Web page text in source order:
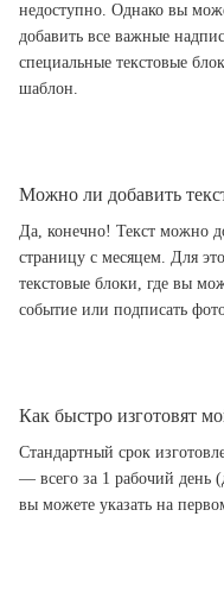
недоступно. Однако вы
добавить все важные
специальные текстовые
шаблон.
Можно ли добавить
Да, конечно! Текст можно
страницу с месяцем. Для
текстовые блоки, где вы
событие или подписать
Как быстро изготовят
Стандартный срок
— всего за 1 рабочий день
вы можете указать на